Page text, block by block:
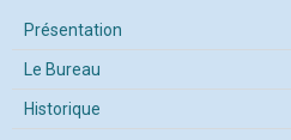
Présentation
Le Bureau
Historique